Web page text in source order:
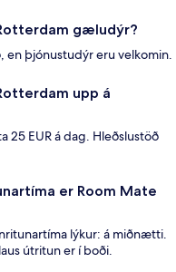
gæludýr?
þjónustudýr eru velkomin.
upp á
25 EUR á dag. Hleðslustöð
er Room Mate
lýkur: á miðnætti.
útritun er í boði.